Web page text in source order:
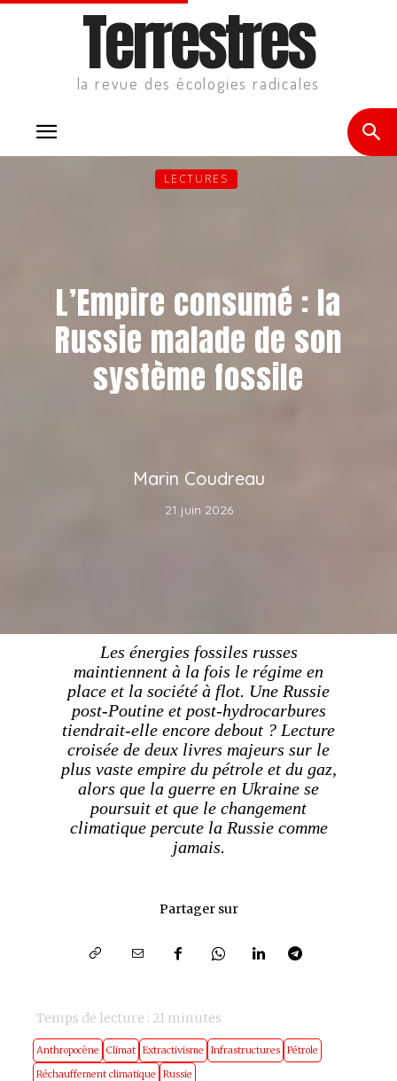
Terrestres
la revue des écologies radicales
LECTURES
L’Empire consumé : la
Russie malade de son
système fossile
Les énergies fossiles russes
maintiennent à la fois le régime en
place et la société à flot. Une Russie
post-Poutine et post-hydrocarbures
tiendrait-elle encore debout ? Lecture
croisée de deux livres majeurs sur le
plus vaste empire du pétrole et du gaz,
alors que la guerre en Ukraine se
poursuit et que le changement
climatique percute la Russie comme
jamais.
Marin Coudreau
21 juin 2026
Partager sur
Temps de lecture :21 minutes
Anthropocène Climat Extractivisme Infrastructures Pétrole
Réchauffement climatique
Russie